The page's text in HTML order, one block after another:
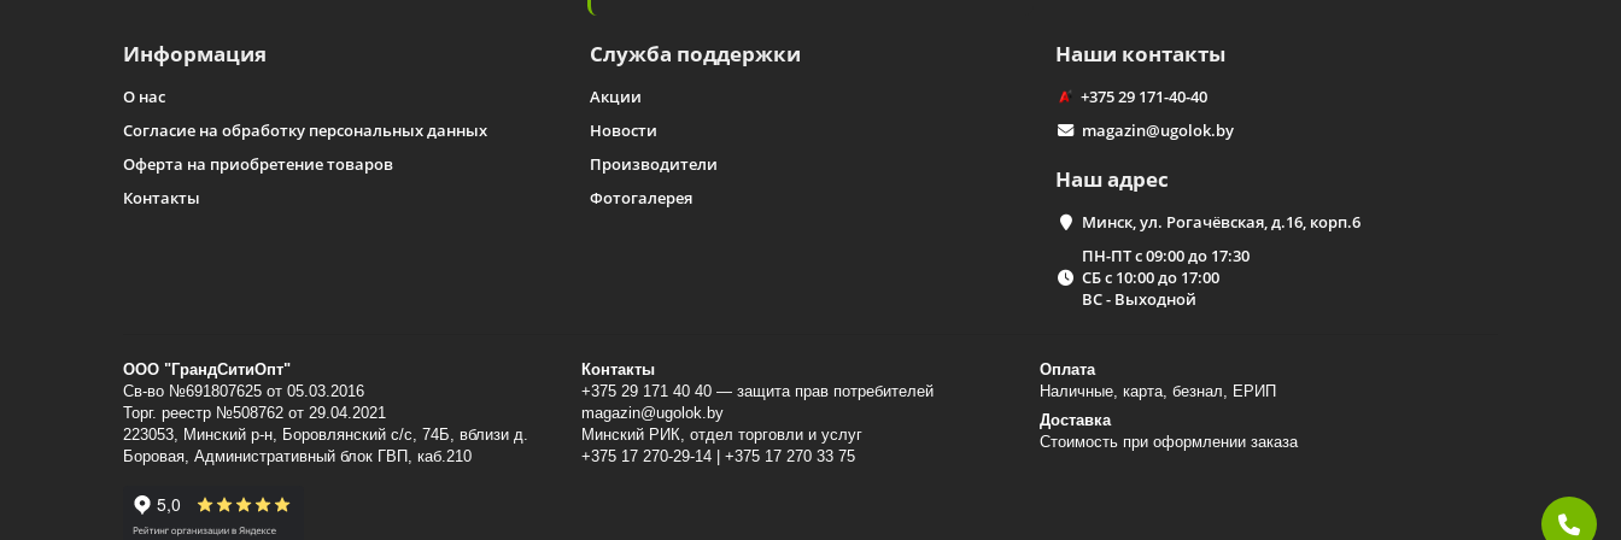
профессиональные решения для коммерческих бассейнов.
наилучшего решения для вашего бассейна, учитывая его особенности и ваши потребности.
Выбирайте таблетки для очистки воды в Ugolok.by для эффективной защиты и улучшения качества воды в вашем
бассейне! Мы стремимся обеспечить вам комфорт и безопасность при каждом купании.
Информация
О нас
Согласие на обработку персональных данных
Оферта на приобретение товаров
Контакты
Служба поддержки
Акции
Новости
Производители
Фотогалерея
Наши контакты
+375 29 171-40-40
magazin@ugolok.by
Наш адрес
Минск, ул. Рогачёвская, д.16, корп.6
ПН-ПТ с 09:00 до 17:30
СБ с 10:00 до 17:00
ВС - Выходной
ООО "ГрандСитиОпт"
Св-во №691807625 от 05.03.2016
Торг. реестр №508762 от 29.04.2021
223053, Минский p-н, Боровлянский с/с, 74Б, вблизи д.
Боровая, Административный блок ГВП, каб.210
Контакты
+375 29 171 40 40 — защита прав потребителей
magazin@ugolok.by
Минский РИК, отдел торговли и услуг
+375 17 270-29-14 | +375 17 270 33 75
Оплата
Наличные, карта, безнал, ЕРИП
Доставка
Стоимость при оформлении заказа